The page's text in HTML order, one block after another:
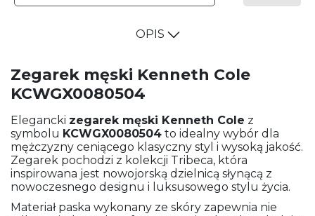
OPIS
Zegarek męski Kenneth Cole
KCWGX0080504
Elegancki zegarek męski Kenneth Cole z
symbolu KCWGX0080504 to idealny wybór dla
mężczyzny ceniącego klasyczny styl i wysoką jakość.
Zegarek pochodzi z kolekcji Tribeca, która
inspirowana jest nowojorską dzielnicą słynącą z
nowoczesnego designu i luksusowego stylu życia.
Materiał paska wykonany ze skóry zapewnia nie